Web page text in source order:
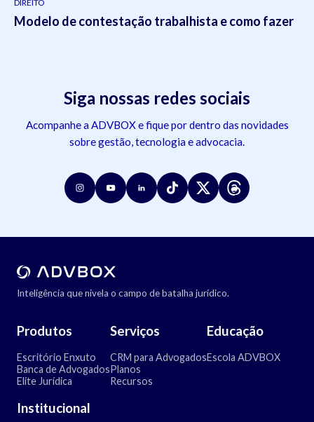
DIREITO
Modelo de contestação trabalhista e como fazer
Siga nossas redes sociais
Acompanhe a ADVBOX e fique por dentro das novidades
sobre gestão, tecnologia e advocacia.
Inteligência que nivela o campo de batalha jurídico.
Produtos
Escritório Enxuto
Banca de Advogados
Elite Jurídica
Serviços
CRM para Advogados
Planos
Recursos
Educação
Escola ADVBOX
Institucional